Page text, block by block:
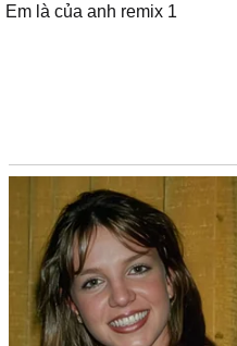
Em là của anh remix 1